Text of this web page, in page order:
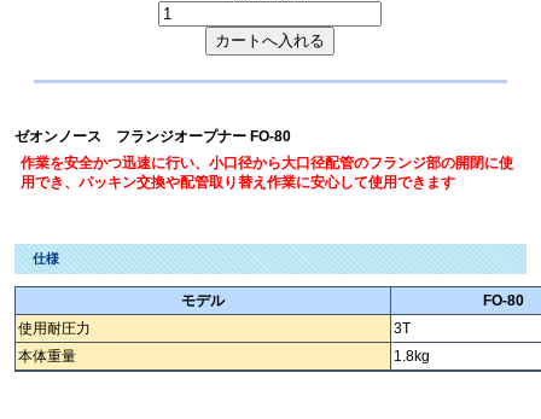
ゼオンノース フランジオープナー FO-80
作業を安全かつ迅速に行い、小口径から大口径配管のフランジ部の開閉に使
用でき、パッキン交換や配管取り替え作業に安心して使用できます
仕様
モデル
FO-80
使用耐圧力
3T
本体重量
1.8kg